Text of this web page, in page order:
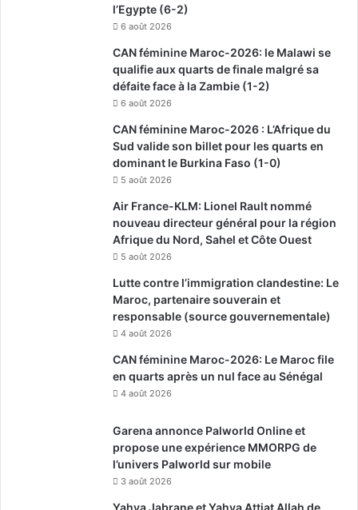
l’Egypte (6-2)
6 août 2026
CAN féminine Maroc-2026: le Malawi se
qualifie aux quarts de finale malgré sa
défaite face à la Zambie (1-2)
6 août 2026
CAN féminine Maroc-2026 : L’Afrique du
Sud valide son billet pour les quarts en
dominant le Burkina Faso (1-0)
5 août 2026
Air France-KLM: Lionel Rault nommé
nouveau directeur général pour la région
Afrique du Nord, Sahel et Côte Ouest
5 août 2026
Lutte contre l’immigration clandestine: Le
Maroc, partenaire souverain et
responsable (source gouvernementale)
4 août 2026
CAN féminine Maroc-2026: Le Maroc file
en quarts après un nul face au Sénégal
4 août 2026
Garena annonce Palworld Online et
propose une expérience MMORPG de
l’univers Palworld sur mobile
3 août 2026
Yahya Jabrane et Yahya Attiat Allah de